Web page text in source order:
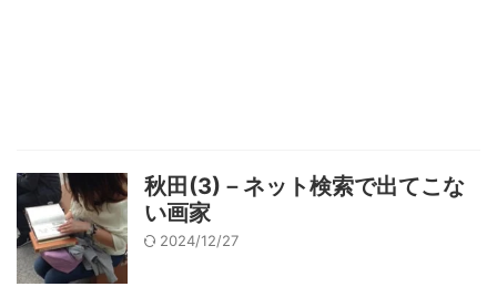
秋田(3)－ネット検索で出てこな
い画家
2024/12/27